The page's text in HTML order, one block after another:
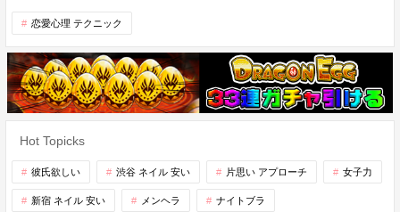
恋愛心理 テクニック
Hot Topicks
彼氏欲しい 渋谷 ネイル 安い 片思い アプローチ 女子力
新宿 ネイル 安い メンヘラ ナイトブラ